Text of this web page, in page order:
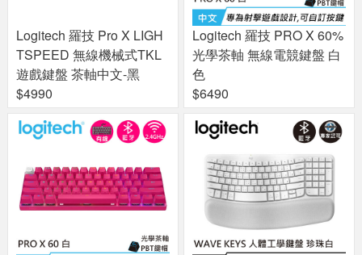
Logitech 羅技 Pro X LIGH
TSPEED 無線機械式TKL
遊戲鍵盤 茶軸中文-黑
$4990
Logitech 羅技 PRO X 60%
光學茶軸 無線電競鍵盤 白
色
$6490